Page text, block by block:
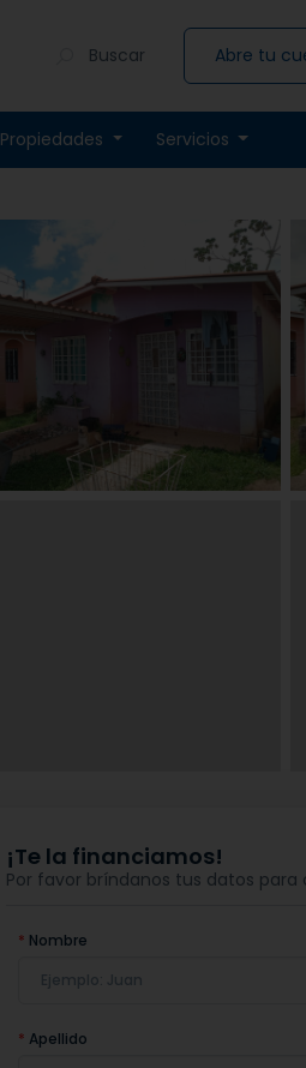
Propiedades Servicios
Buscar Abre tu
¡Te la financiamos!
Por favor bríndanos tus datos
* Nombre
* Apellido